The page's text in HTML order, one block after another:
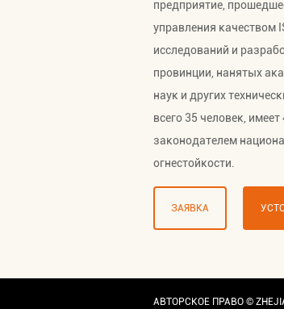
предприятие,
управления качеством
исследований и
провинции, нанятых
наук и других
всего 35 человек,
законодателем
огнестойкости.
ЗАЯВКА
АВТОРСКОЕ ПРАВО ©